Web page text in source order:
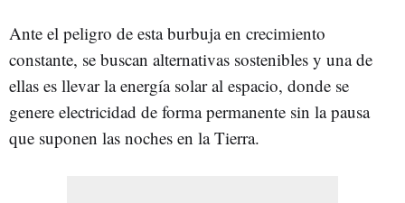
Ante el peligro de esta burbuja en crecimiento
constante, se buscan alternativas sostenibles y una de
ellas es llevar la energía solar al espacio, donde se
genere electricidad de forma permanente sin la pausa
que suponen las noches en la Tierra.